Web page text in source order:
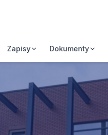
Zapisy Dokumenty